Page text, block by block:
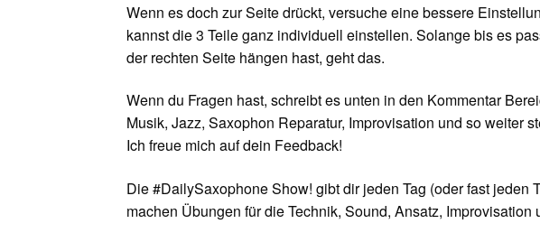
Wenn es doch zur Seite drückt, versuche eine bessere
kannst die 3 Teile ganz individuell einstellen. Solange bis es
der rechten Seite hängen hast, geht das.
Wenn du Fragen hast, schreibt es unten in den Kommentar
Musik, Jazz, Saxophon Reparatur, Improvisation und so weiter
Ich freue mich auf dein Feedback!
Die #DailySaxophone Show! gibt dir jeden Tag (oder fast jeden
machen Übungen für die Technik, Sound, Ansatz,